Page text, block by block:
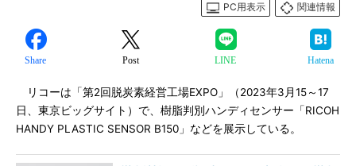
PC用表示
関連情報
Share Post LINE Hatena
リコーは「第2回脱炭素経営工場EXPO」（2023年3月15～17
日、東京ビッグサイト）で、樹脂判別ハンディセンサー「RICOH
HANDY PLASTIC SENSOR B150」などを展示している。